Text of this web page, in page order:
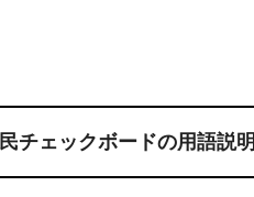
チェックボードの用語説明